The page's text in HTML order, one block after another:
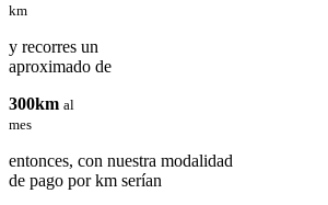
km
y recorres un
aproximado de
300km al
mes
entonces, con nuestra modalidad
de pago por km serían